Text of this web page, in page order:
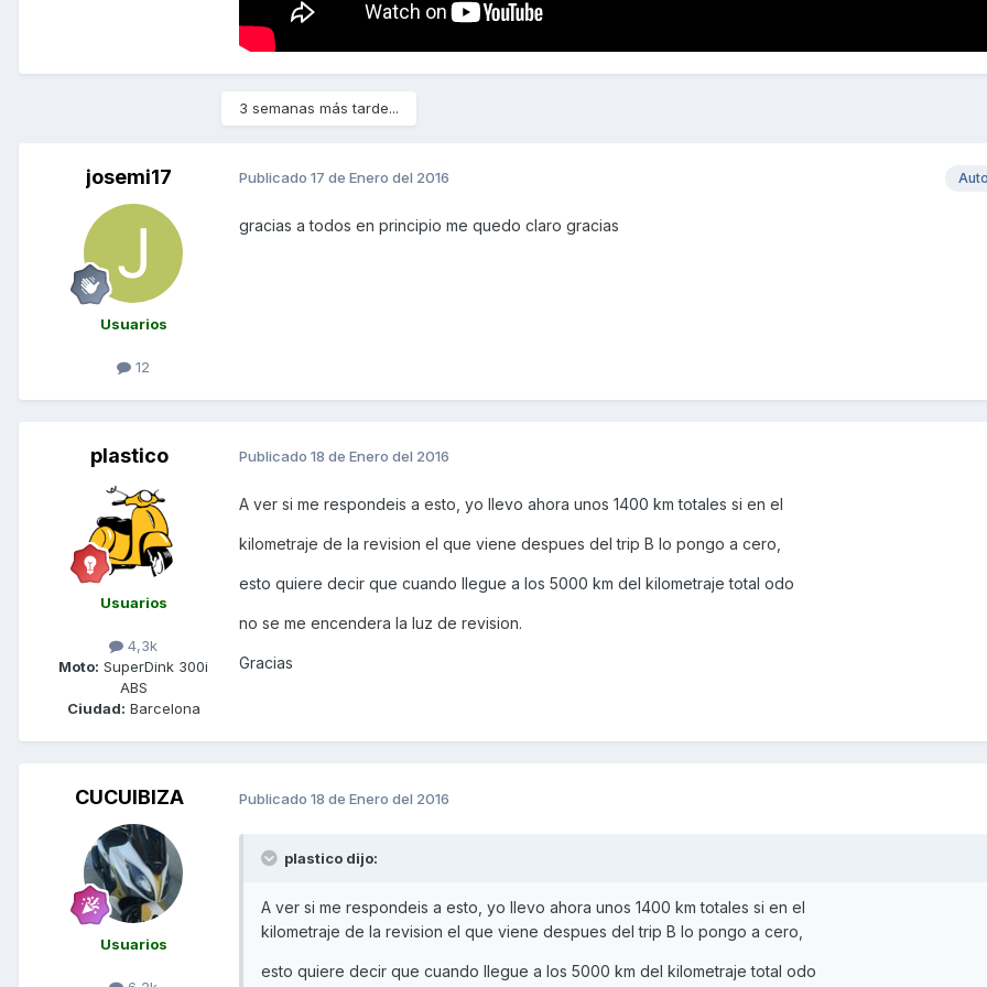
3 semanas más tarde...
josemi17
Usuarios
12
Publicado 17 de Enero del 2016
gracias a todos en principio me quedo claro gracias
plastico
Usuarios
4,3k
Moto: SuperDink 300i
ABS
Ciudad: Barcelona
Publicado 18 de Enero del 2016
A ver si me respondeis a esto, yo llevo ahora unos 1400 km totales si en el
kilometraje de la revision el que viene despues del trip B lo pongo a cero,
esto quiere decir que cuando llegue a los 5000 km del kilometraje total odo
no se me encendera la luz de revision.
Gracias
CUCUIBIZA
Usuarios
Publicado 18 de Enero del 2016
plastico dijo:
A ver si me respondeis a esto, yo llevo ahora unos 1400 km totales si en el
kilometraje de la revision el que viene despues del trip B lo pongo a cero,
esto quiere decir que cuando llegue a los 5000 km del kilometraje total odo